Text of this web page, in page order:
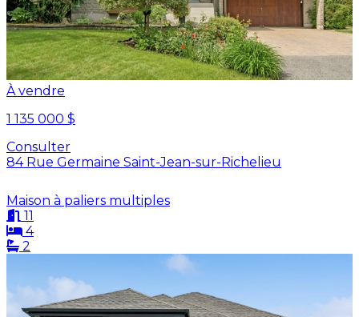
À vendre
1 135 000 $
Consulter
84 Rue Germaine Saint-Jean-sur-Richelieu
Maison à paliers multiples
11
4
2